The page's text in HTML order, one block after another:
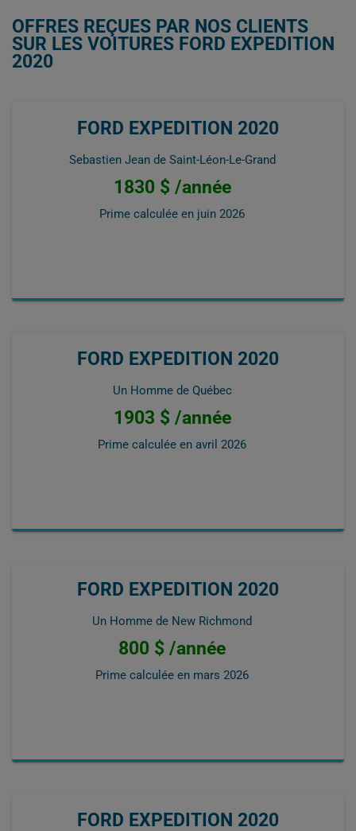
OFFRES REÇUES PAR NOS CLIENTS
SUR LES VOITURES FORD EXPEDITION
2020
FORD EXPEDITION 2020
Sebastien Jean de Saint-Léon-Le-Grand
1830 $ /année
Prime calculée en juin 2026
FORD EXPEDITION 2020
Un Homme de Québec
1903 $ /année
Prime calculée en avril 2026
FORD EXPEDITION 2020
Un Homme de New Richmond
800 $ /année
Prime calculée en mars 2026
FORD EXPEDITION 2020